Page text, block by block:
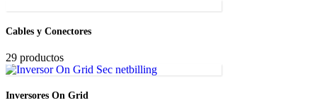
Cables y Conectores
29 productos
Inversores On Grid